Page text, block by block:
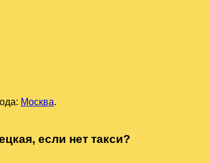
Москва.
если нет такси?